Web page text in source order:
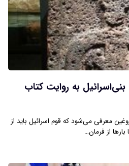
به روایت کتاب
معرفی می‌شود که قوم اسرائیل باید از
از فرمان…